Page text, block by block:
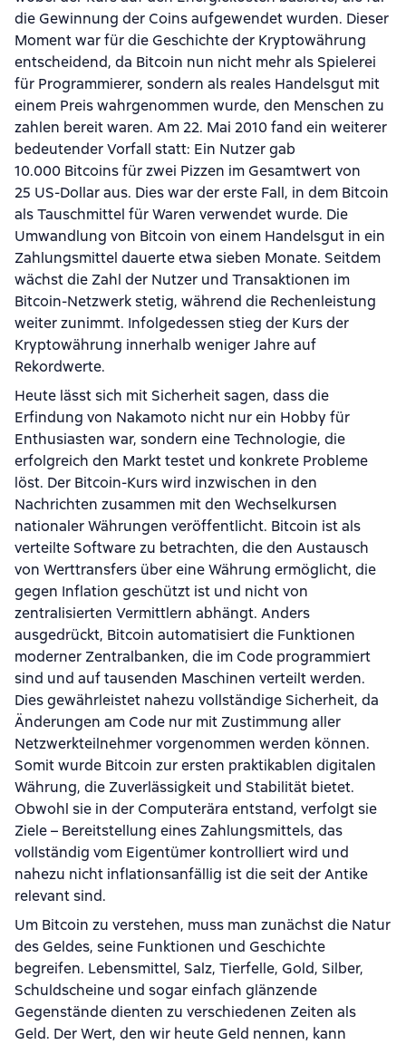
die Gewinnung der Coins aufgewendet wurden. Dieser
Moment war für die Geschichte der Kryptowährung
entscheidend, da Bitcoin nun nicht mehr als Spielerei
für Programmierer, sondern als reales Handelsgut mit
einem Preis wahrgenommen wurde, den Menschen zu
zahlen bereit waren. Am 22. Mai 2010 fand ein weiterer
bedeutender Vorfall statt: Ein Nutzer gab
10.000 Bitcoins für zwei Pizzen im Gesamtwert von
25 US-Dollar aus. Dies war der erste Fall, in dem Bitcoin
als Tauschmittel für Waren verwendet wurde. Die
Umwandlung von Bitcoin von einem Handelsgut in ein
Zahlungsmittel dauerte etwa sieben Monate. Seitdem
wächst die Zahl der Nutzer und Transaktionen im
Bitcoin-Netzwerk stetig, während die Rechenleistung
weiter zunimmt. Infolgedessen stieg der Kurs der
Kryptowährung innerhalb weniger Jahre auf
Rekordwerte.
Heute lässt sich mit Sicherheit sagen, dass die
Erfindung von Nakamoto nicht nur ein Hobby für
Enthusiasten war, sondern eine Technologie, die
erfolgreich den Markt testet und konkrete Probleme
löst. Der Bitcoin-Kurs wird inzwischen in den
Nachrichten zusammen mit den Wechselkursen
nationaler Währungen veröffentlicht. Bitcoin ist als
verteilte Software zu betrachten, die den Austausch
von Werttransfers über eine Währung ermöglicht, die
gegen Inflation geschützt ist und nicht von
zentralisierten Vermittlern abhängt. Anders
ausgedrückt, Bitcoin automatisiert die Funktionen
moderner Zentralbanken, die im Code programmiert
sind und auf tausenden Maschinen verteilt werden.
Dies gewährleistet nahezu vollständige Sicherheit, da
Änderungen am Code nur mit Zustimmung aller
Netzwerkteilnehmer vorgenommen werden können.
Somit wurde Bitcoin zur ersten praktikablen digitalen
Währung, die Zuverlässigkeit und Stabilität bietet.
Obwohl sie in der Computerära entstand, verfolgt sie
Ziele – Bereitstellung eines Zahlungsmittels, das
vollständig vom Eigentümer kontrolliert wird und
nahezu nicht inflationsanfällig ist die seit der Antike
relevant sind.
Um Bitcoin zu verstehen, muss man zunächst die Natur
des Geldes, seine Funktionen und Geschichte
begreifen. Lebensmittel, Salz, Tierfelle, Gold, Silber,
Schuldscheine und sogar einfach glänzende
Gegenstände dienten zu verschiedenen Zeiten als
Geld. Der Wert, den wir heute Geld nennen, kann